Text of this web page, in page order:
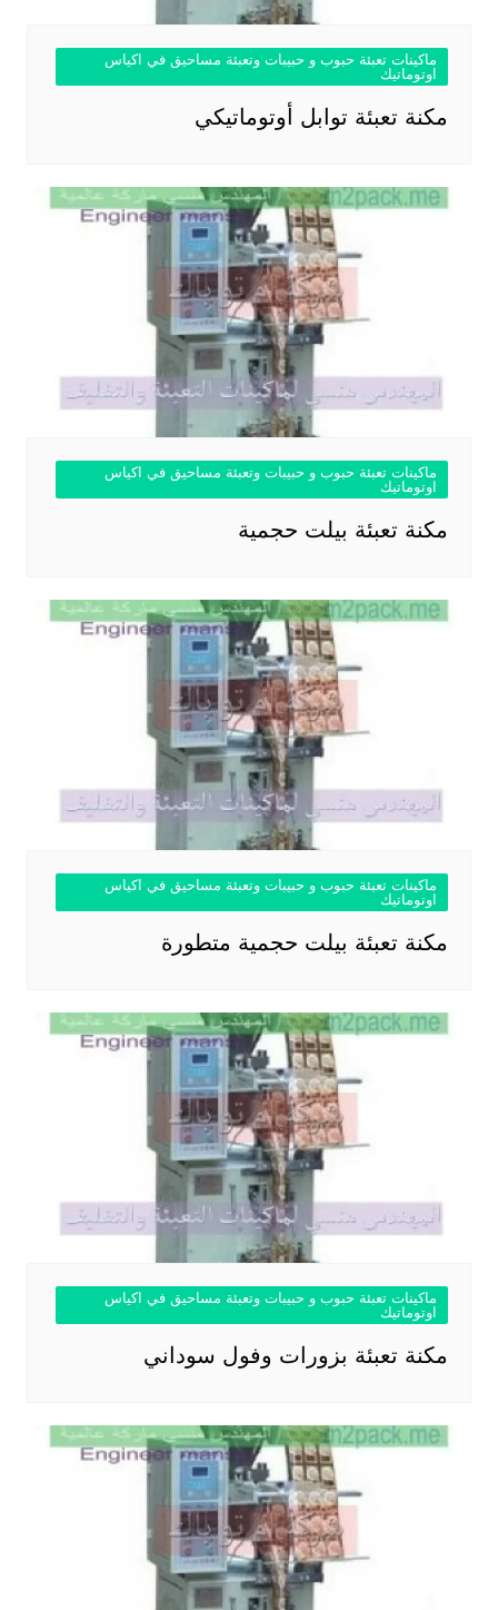
ماكينات تعبئة حبوب و حبيبات وتعبئة مساحيق في اكياس
اوتوماتيك
مكنة تعبئة توابل أوتوماتيكي
ماكينات تعبئة حبوب و حبيبات وتعبئة مساحيق في اكياس
اوتوماتيك
مكنة تعبئة بيلت حجمية
ماكينات تعبئة حبوب و حبيبات وتعبئة مساحيق في اكياس
اوتوماتيك
مكنة تعبئة بيلت حجمية متطورة
ماكينات تعبئة حبوب و حبيبات وتعبئة مساحيق في اكياس
اوتوماتيك
مكنة تعبئة بزورات وفول سوداني